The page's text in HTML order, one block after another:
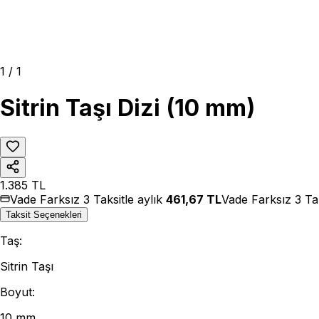
1 / 1
Sitrin Taşı Dizi (10 mm)
1.385 TL
Vade Farksız 3 Taksitle aylık 461,67 TLVade Farksız 3
Taksit Seçenekleri
Taş:
Sitrin Taşı
Boyut: